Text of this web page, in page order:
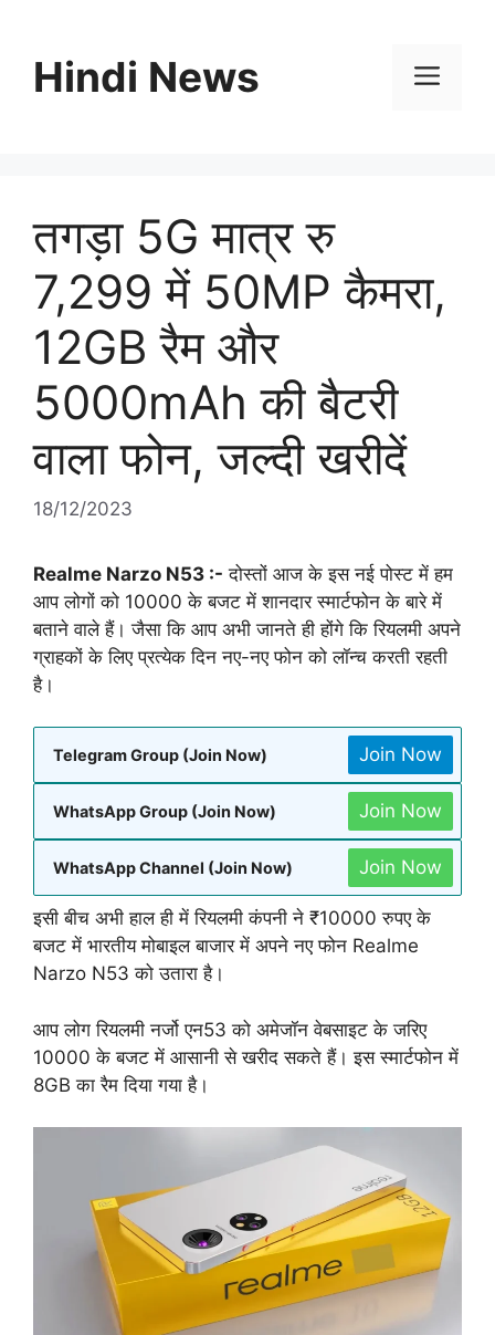
contentHindi News
तगड़ा 5G मात्र रु
7,299 में 50MP कैमरा,
12GB रैम और
5000mAh की बैटरी
वाला फोन, जल्दी खरीदें
18/12/2023
Realme Narzo N53 :- दोस्तों आज के इस नई पोस्ट में हम
आप लोगों को 10000 के बजट में शानदार स्मार्टफोन के बारे में
बताने वाले हैं। जैसा कि आप अभी जानते ही होंगे कि रियलमी अपने
ग्राहकों के लिए प्रत्येक दिन नए-नए फोन को लॉन्च करती रहती
है।
Telegram Group (Join Now) Join Now
WhatsApp Group (Join Now) Join Now
WhatsApp Channel (Join Now) Join Now
इसी बीच अभी हाल ही में रियलमी कंपनी ने ₹10000 रुपए के
बजट में भारतीय मोबाइल बाजार में अपने नए फोन Realme
Narzo N53 को उतारा है।
आप लोग रियलमी नर्जो एन53 को अमेजॉन वेबसाइट के जरिए
10000 के बजट में आसानी से खरीद सकते हैं। इस स्मार्टफोन में
8GB का रैम दिया गया है।